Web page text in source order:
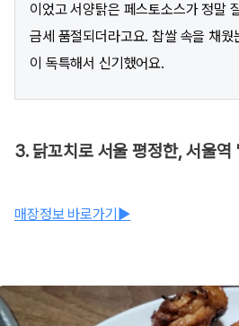
이었고 서양탉은 페스토소스가 정말
금세 품절되더라고요. 찹쌀 속을 채
이 독특해서 신기했어요.
3. 닭꼬치로 서울 평정한, 서울역
매장정보 바로가기▶